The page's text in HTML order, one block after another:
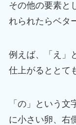
その他の要素と
れられたらベタ
例えば、「え
仕上がるととて
「の」という
に小さい卵、右